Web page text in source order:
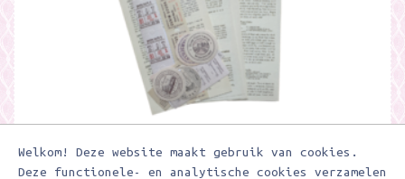
Welkom! Deze website maakt gebruik van cookies.
Deze functionele- en analytische cookies verzamelen